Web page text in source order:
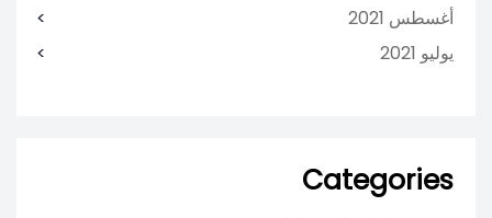
أغسطس 2021
يوليو 2021
Categories